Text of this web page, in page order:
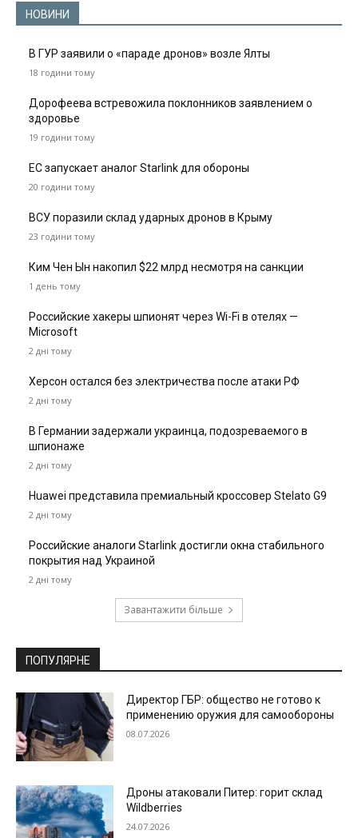
НОВИНИ
В ГУР заявили о «параде дронов» возле Ялты
18 години тому
Дорофеева встревожила поклонников заявлением о
здоровье
19 години тому
ЕС запускает аналог Starlink для обороны
20 години тому
ВСУ поразили склад ударных дронов в Крыму
23 години тому
Ким Чен Ын накопил $22 млрд несмотря на санкции
1 день тому
Российские хакеры шпионят через Wi-Fi в отелях —
Microsoft
2 дні тому
Херсон остался без электричества после атаки РФ
2 дні тому
В Германии задержали украинца, подозреваемого в
шпионаже
2 дні тому
Huawei представила премиальный кроссовер Stelato G9
2 дні тому
Российские аналоги Starlink достигли окна стабильного
покрытия над Украиной
2 дні тому
Завантажити більше
ПОПУЛЯРНЕ
Директор ГБР: общество не готово к
применению оружия для самообороны
08.07.2026
Дроны атаковали Питер: горит склад
Wildberries
24.07.2026